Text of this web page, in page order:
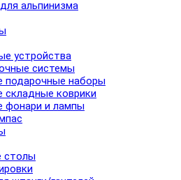
альпинизма
устройства
системы
подарочные наборы
складные коврики
фонари и лампы
столы